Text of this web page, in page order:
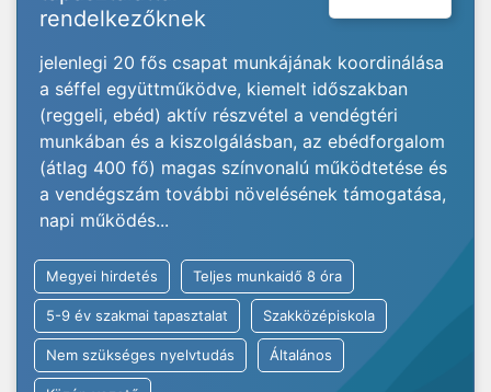
rendelkezőknek
jelenlegi 20 fős csapat munkájának koordinálása
a séffel együttműködve, kiemelt időszakban
(reggeli, ebéd) aktív részvétel a vendégtéri
munkában és a kiszolgálásban, az ebédforgalom
(átlag 400 fő) magas színvonalú működtetése és
a vendégszám további növelésének támogatása,
napi működés...
Megyei hirdetés Teljes munkaidő 8 óra
5-9 év szakmai tapasztalat Szakközépiskola
Nem szükséges nyelvtudás Általános